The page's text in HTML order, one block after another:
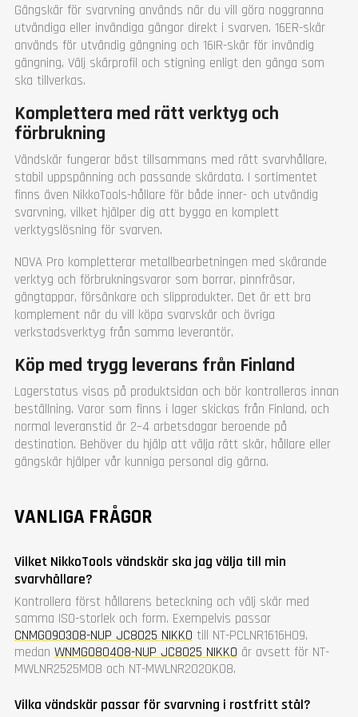
Gängskär för svarvning används när du vill göra noggranna
utvändiga eller invändiga gängor direkt i svarven. 16ER-skär
används för utvändig gängning och 16IR-skär för invändig
gängning. Välj skärprofil och stigning enligt den gänga som
ska tillverkas.
Komplettera med rätt verktyg och
förbrukning
Vändskär fungerar bäst tillsammans med rätt svarvhållare,
stabil uppspänning och passande skärdata. I sortimentet
finns även NikkoTools-hållare för både inner- och utvändig
svarvning, vilket hjälper dig att bygga en komplett
verktygslösning för svarven.
NOVA Pro kompletterar metallbearbetningen med skärande
verktyg och förbrukningsvaror som borrar, pinnfräsar,
gängtappar, försänkare och slipprodukter. Det är ett bra
komplement när du vill köpa svarvskär och övriga
verkstadsverktyg från samma leverantör.
Köp med trygg leverans från Finland
Lagerstatus visas på produktsidan och bör kontrolleras innan
beställning. Varor som finns i lager skickas från Finland, och
normal leveranstid är 2–4 arbetsdagar beroende på
destination. Behöver du hjälp att välja rätt skär, hållare eller
gängskär hjälper vår kunniga personal dig gärna.
VANLIGA FRÅGOR
Vilket NikkoTools vändskär ska jag välja till min
svarvhållare?
Kontrollera först hållarens beteckning och välj skär med
samma ISO-storlek och form. Exempelvis passar
CNMG090308-NUP JC8025 NIKKO till NT-PCLNR1616H09,
medan WNMG080408-NUP JC8025 NIKKO är avsett för NT-
MWLNR2525M08 och NT-MWLNR2020K08.
Vilka vändskär passar för svarvning i rostfritt stål?